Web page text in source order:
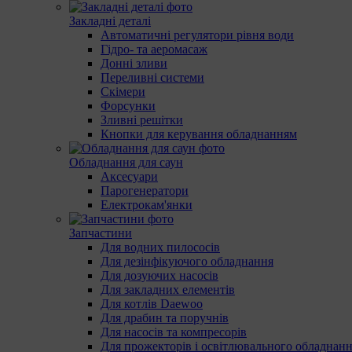
Закладні деталі
Автоматичні регулятори рівня води
Гідро- та аеромасаж
Донні зливи
Переливні системи
Скімери
Форсунки
Зливні решітки
Кнопки для керування обладнанням
Обладнання для саун
Аксесуари
Парогенератори
Електрокам'янки
Запчастини
Для водних пилососів
Для дезінфікуючого обладнання
Для дозуючих насосів
Для закладних елементів
Для котлів Daewoo
Для драбин та поручнів
Для насосів та компресорів
Для прожекторів і освітлювального